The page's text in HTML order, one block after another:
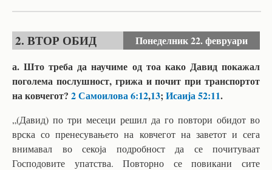
2. ВТОР ОБИД Понеделник22. февруари
а. Што треба да научиме од тоа како Давид покажал
поголема послушност, грижа и почит при транспортот
на ковчегот? 2 Самоилова 6:12,13;Исаија 52:11.
„(Давид) по три месеци решил да го повтори обидот во
врска со пренесувањето на ковчегот на заветот и сега
внимавал во секоја подробност да се почитуваат
Господовите упатства. Повторно се повикани сите